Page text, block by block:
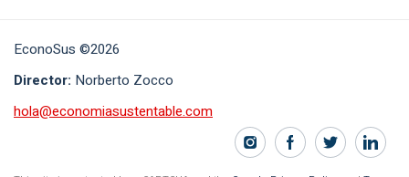
EconoSus ©2026
Director: Norberto Zocco
hola@economiasustentable.com